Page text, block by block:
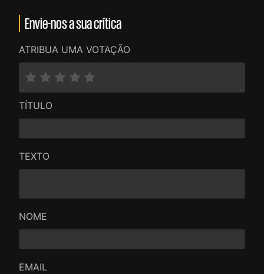
Envie-nos a sua crítica
ATRIBUA UMA VOTAÇÃO
TÍTULO
TEXTO
NOME
EMAIL